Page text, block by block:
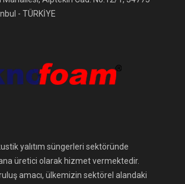
- TÜRKİYE
yalıtım süngerleri sektöründe
üretici olarak hizmet vermektedir.
amacı, ülkemizin sektörel alandaki